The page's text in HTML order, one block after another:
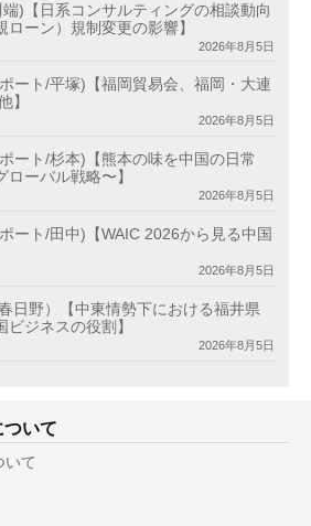
)【日系コンサルティングの相談動向
ローン）規制変更の影響】
2026年8月5日
ート/平塚)【福岡貿易会、福岡・大連
】
2026年8月5日
ート/杉本)【熊本の味を中国の日常
ーバル戦略〜】
2026年8月5日
ート/田中)【WAIC 2026から見る中国
2026年8月5日
日野）【中東情勢下における福井県
ジネスの役割】
2026年8月5日
ついて
いて